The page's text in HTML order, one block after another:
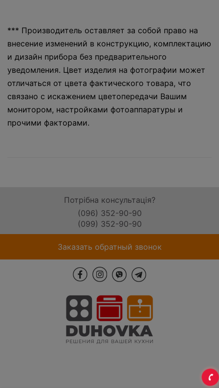
*** Производитель оставляет за собой право на
внесение изменений в конструкцию, комплектацию
и дизайн прибора без предварительного
уведомления. Цвет изделия на фотографии может
отличаться от цвета фактического товара, что
связано с искажением цветопередачи Вашим
монитором, настройками фотоаппаратуры и
прочими факторами.
Потрібна консультація?
(096) 352-90-90
(099) 352-90-90
Заказать обратный звонок